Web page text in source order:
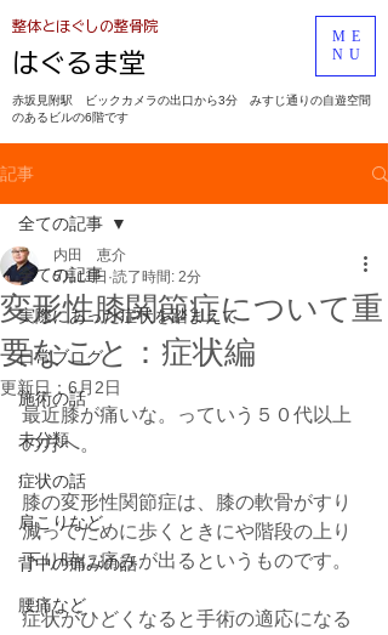
ME
NU
​整体とほぐしの整骨院
​はぐるま堂
​赤坂見附駅
ビックカメラの出口から3分 みすじ通りの自遊空間
のあるビルの6階です
記事
全ての記事
実際にあった症状を踏まえて
日常ブログ
施術の話
未分類
症状の話
肩こりなど
背中の痛みの話
腰痛など
全ての記事
変形性膝関節症について重
要なこと：症状編
内田 恵介
5月11日 読了時間: 2分
更新日： 6月2日
最近膝が痛いな。っていう５０代以上
の方へ。
膝の変形性関節症は、膝の軟骨がすり
減ってために歩くときにや階段の上り
下り時に痛みが出るというものです。
症状がひどくなると手術の適応になる